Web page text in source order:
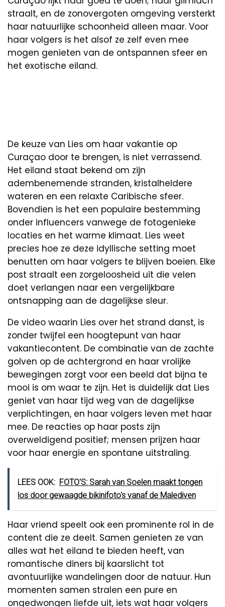
straalt, en de zonovergoten omgeving versterkt
haar natuurlijke schoonheid alleen maar. Voor
haar volgers is het alsof ze zelf even mee
mogen genieten van de ontspannen sfeer en
het exotische eiland.
De keuze van Lies om haar vakantie op
Curaçao door te brengen, is niet verrassend.
Het eiland staat bekend om zijn
adembenemende stranden, kristalheldere
wateren en een relaxte Caribische sfeer.
Bovendien is het een populaire bestemming
onder influencers vanwege de fotogenieke
locaties en het warme klimaat. Lies weet
precies hoe ze deze idyllische setting moet
benutten om haar volgers te blijven boeien. Elke
post straalt een zorgeloosheid uit die velen
doet verlangen naar een vergelijkbare
ontsnapping aan de dagelijkse sleur.
De video waarin Lies over het strand danst, is
zonder twijfel een hoogtepunt van haar
vakantiecontent. De combinatie van de zachte
golven op de achtergrond en haar vrolijke
bewegingen zorgt voor een beeld dat bijna te
mooi is om waar te zijn. Het is duidelijk dat Lies
geniet van haar tijd weg van de dagelijkse
verplichtingen, en haar volgers leven met haar
mee. De reacties op haar posts zijn
overweldigend positief; mensen prijzen haar
voor haar energie en spontane uitstraling.
LEES OOK: FOTO'S: Sarah van Soelen maakt tongen
los door gewaagde bikinifoto's vanaf de Malediven
Haar vriend speelt ook een prominente rol in de
content die ze deelt. Samen genieten ze van
alles wat het eiland te bieden heeft, van
romantische diners bij kaarslicht tot
avontuurlijke wandelingen door de natuur. Hun
momenten samen stralen een pure en
ongedwongen liefde uit, iets wat haar volgers